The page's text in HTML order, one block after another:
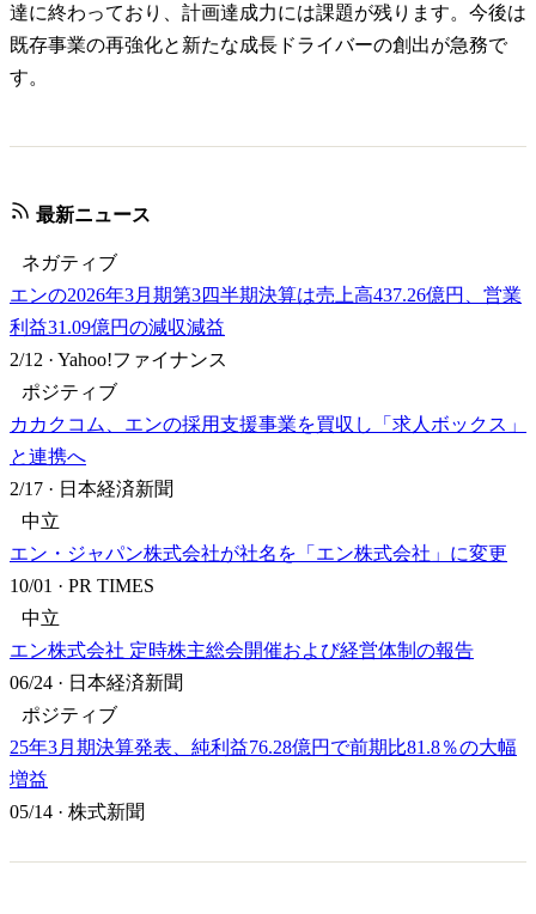
達に終わっており、計画達成力には課題が残ります。今後は
既存事業の再強化と新たな成長ドライバーの創出が急務で
す。
最新ニュース
ネガティブ
エンの2026年3月期第3四半期決算は売上高437.26億円、営業
利益31.09億円の減収減益
2/12 · Yahoo!ファイナンス
ポジティブ
カカクコム、エンの採用支援事業を買収し「求人ボックス」
と連携へ
2/17 · 日本経済新聞
中立
エン・ジャパン株式会社が社名を「エン株式会社」に変更
10/01 · PR TIMES
中立
エン株式会社 定時株主総会開催および経営体制の報告
06/24 · 日本経済新聞
ポジティブ
25年3月期決算発表、純利益76.28億円で前期比81.8％の大幅
増益
05/14 · 株式新聞